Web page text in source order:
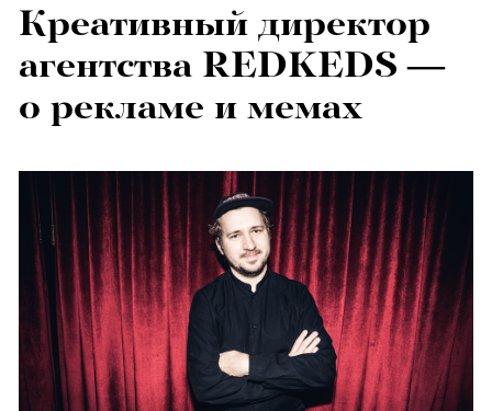
Креативный директор
агентства REDKEDS —
о рекламе и мемах